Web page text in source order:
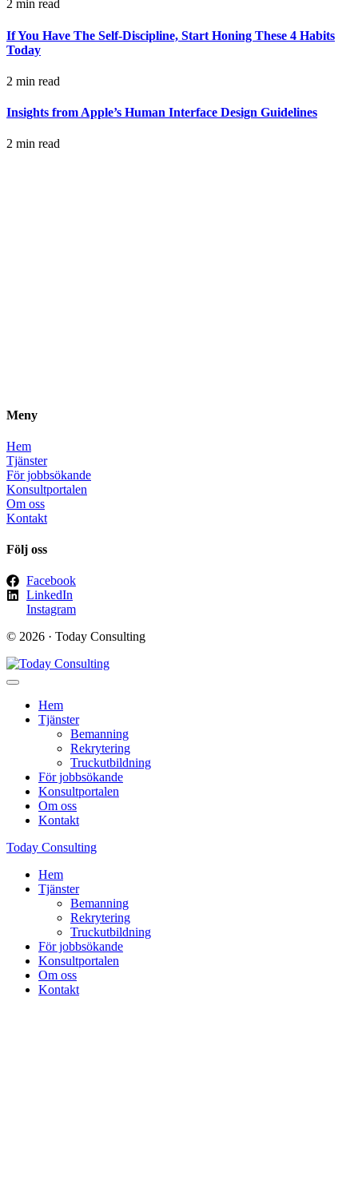
2 min read
If You Have The Self-Discipline, Start Honing These 4 Habits
Today
2 min read
Insights from Apple’s Human Interface Design Guidelines
2 min read
Meny
Hem
Tjänster
För jobbsökande
Konsultportalen
Om oss
Kontakt
Följ oss
Facebook
LinkedIn
Instagram
© 2026 · Today Consulting
Hem
Tjänster
Bemanning
Rekrytering
Truckutbildning
För jobbsökande
Konsultportalen
Om oss
Kontakt
Today Consulting
Hem
Tjänster
Bemanning
Rekrytering
Truckutbildning
För jobbsökande
Konsultportalen
Om oss
Kontakt